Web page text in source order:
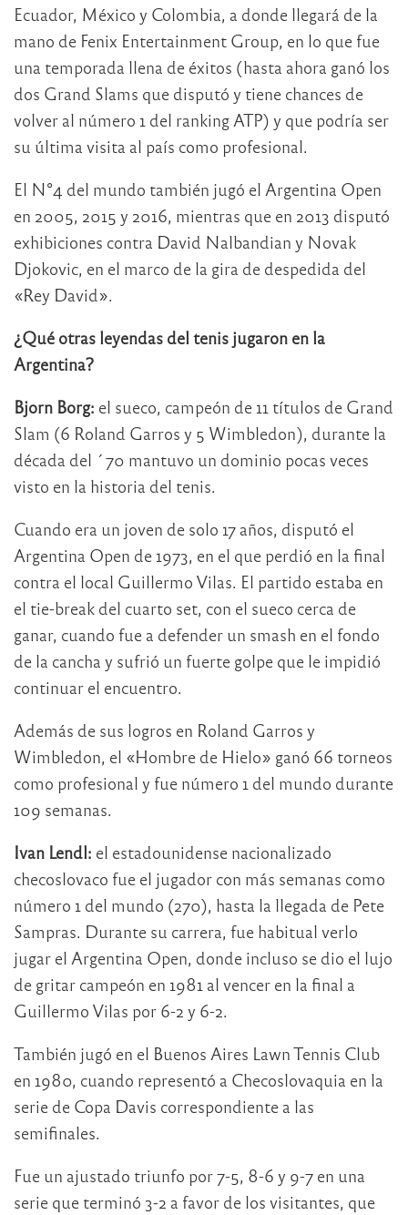
Ecuador, México y Colombia, a donde llegará de la
mano de Fenix Entertainment Group, en lo que fue
una temporada llena de éxitos (hasta ahora ganó los
dos Grand Slams que disputó y tiene chances de
volver al número 1 del ranking ATP) y que podría ser
su última visita al país como profesional.
El N°4 del mundo también jugó el Argentina Open
en 2005, 2015 y 2016, mientras que en 2013 disputó
exhibiciones contra David Nalbandian y Novak
Djokovic, en el marco de la gira de despedida del
«Rey David».
¿Qué otras leyendas del tenis jugaron en la
Argentina?
Bjorn Borg: el sueco, campeón de 11 títulos de Grand
Slam (6 Roland Garros y 5 Wimbledon), durante la
década del ´70 mantuvo un dominio pocas veces
visto en la historia del tenis.
Cuando era un joven de solo 17 años, disputó el
Argentina Open de 1973, en el que perdió en la final
contra el local Guillermo Vilas. El partido estaba en
el tie-break del cuarto set, con el sueco cerca de
ganar, cuando fue a defender un smash en el fondo
de la cancha y sufrió un fuerte golpe que le impidió
continuar el encuentro.
Además de sus logros en Roland Garros y
Wimbledon, el «Hombre de Hielo» ganó 66 torneos
como profesional y fue número 1 del mundo durante
109 semanas.
Ivan Lendl: el estadounidense nacionalizado
checoslovaco fue el jugador con más semanas como
número 1 del mundo (270), hasta la llegada de Pete
Sampras. Durante su carrera, fue habitual verlo
jugar el Argentina Open, donde incluso se dio el lujo
de gritar campeón en 1981 al vencer en la final a
Guillermo Vilas por 6-2 y 6-2.
También jugó en el Buenos Aires Lawn Tennis Club
en 1980, cuando representó a Checoslovaquia en la
serie de Copa Davis correspondiente a las
semifinales.
Fue un ajustado triunfo por 7-5, 8-6 y 9-7 en una
serie que terminó 3-2 a favor de los visitantes, que